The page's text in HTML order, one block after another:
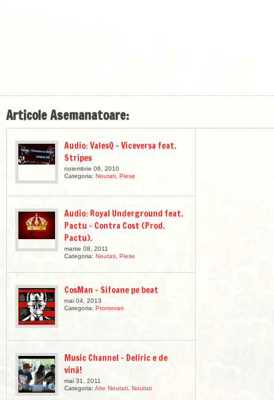
Articole Asemanatoare:
Audio: ValesQ – Viceversa feat.
Stripes
noiembrie 06, 2010
Categoria: Noutati Piese
Audio: Royal Underground feat.
Pactu – Contra Cost (Prod.
Pactu).
martie 08, 2011
Categoria: Noutati Piese
CosMan – Sifoane pe beat
mai 04, 2013
Categoria: Promovari
Music Channel – Deliric e de
vină!
mai 31, 2011
Categoria: Alte Noutati Noutati